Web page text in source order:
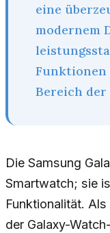
eine
modernem
Funktionen
Bereich der
Die Samsung
Smartwatch; sie
Funktionalität.
der Galaxy-